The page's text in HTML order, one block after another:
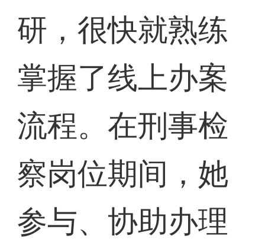
研，很快就熟练
掌握了线上办案
流程。在刑事检
察岗位期间，她
参与、协助办理